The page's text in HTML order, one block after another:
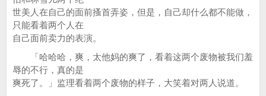
世美人在自己的面前搔首弄姿，但是，自己却什么都不能做，
只能看着两个人在
自己面前卖力的表演。
「哈哈哈，爽，太他妈的爽了，看着这两个废物被我们羞
辱的不行，真的是
爽死了。」监理看着两个废物的样子，大笑着对两人说道。